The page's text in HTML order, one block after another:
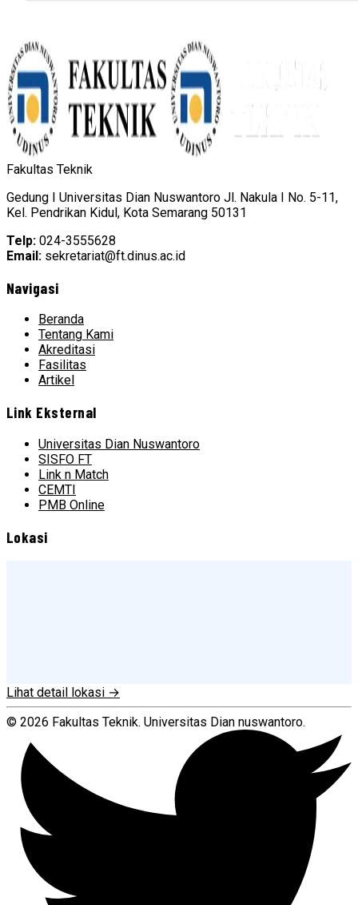
Fakultas Teknik
Gedung I Universitas Dian Nuswantoro Jl. Nakula I No. 5-11,
Kel. Pendrikan Kidul, Kota Semarang 50131
Telp: 024-3555628
Email: sekretariat@ft.dinus.ac.id
Navigasi
Beranda
Tentang Kami
Akreditasi
Fasilitas
Artikel
Link Eksternal
Universitas Dian Nuswantoro
SISFO FT
Link n Match
CEMTI
PMB Online
Lokasi
Lihat detail lokasi →
© 2026 Fakultas Teknik. Universitas Dian nuswantoro.